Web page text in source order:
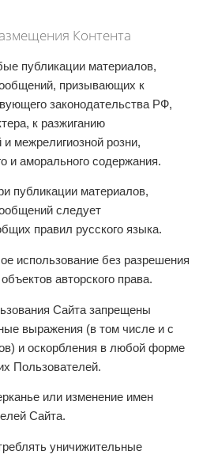
Контента
публикации материалов,
призывающих к
законодательства РФ,
к разжиганию
межрелигиозной розни,
и аморального содержания.
публикации материалов,
следует
правил русского языка.
использование без разрешения
авторского права.
Сайта запрещены
выражения (в том числе и с
и оскорбления в любой форме
Пользователей.
или изменение имен
Сайта.
уничижительные